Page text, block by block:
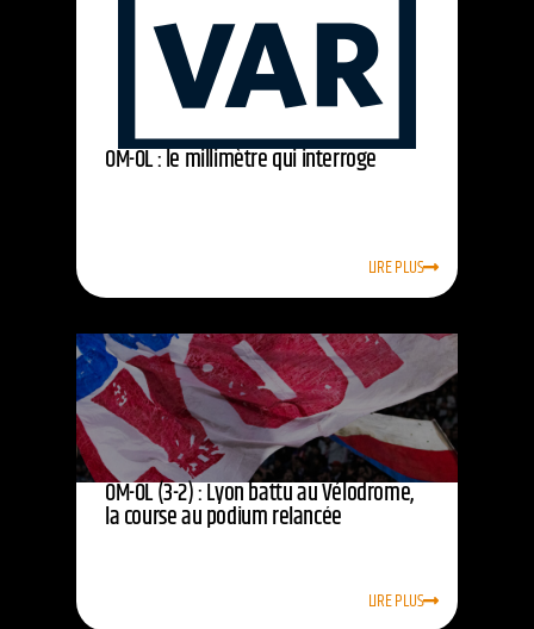
OM-OL : le millimètre qui interroge
LIRE PLUS
OM-OL (3-2) : Lyon battu au Vélodrome,
la course au podium relancée
LIRE PLUS